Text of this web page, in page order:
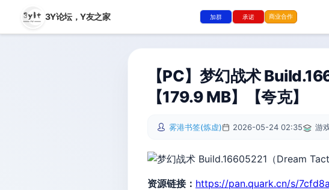
3Y论坛，Y友之家 加群 承诺 商业合作
【PC】梦幻战术
【179.9 MB】【夸克】
雾港书签(炼虚) 2026-05-24 02:35 游
资源链接： https://pan.quark.cn/s/